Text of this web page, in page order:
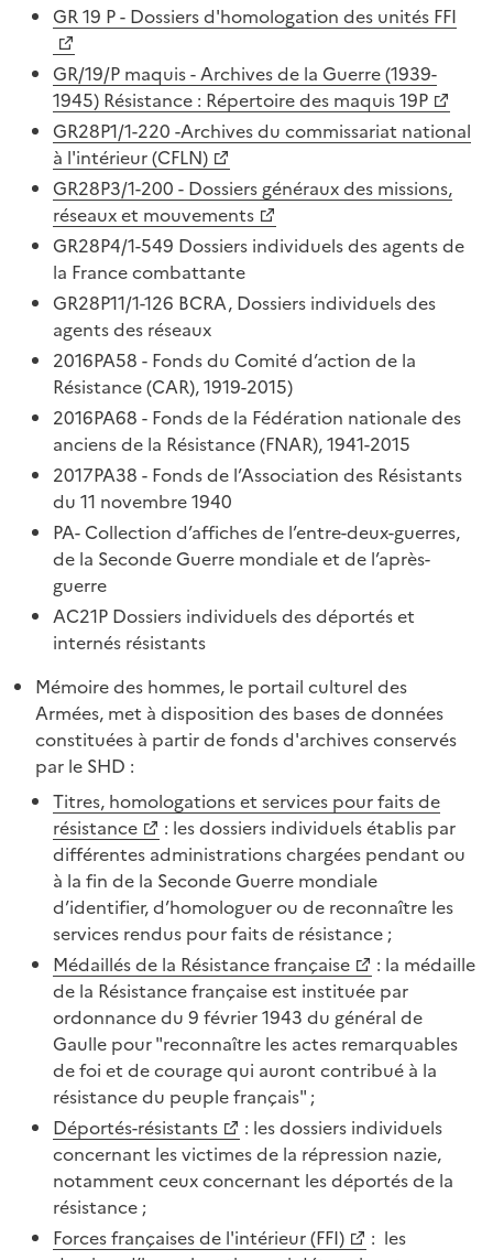
GR 19 P - Dossiers d'homologation des unités FFI
GR/19/P maquis - Archives de la Guerre (1939-
1945) Résistance : Répertoire des maquis 19P
GR28P1/1-220 -Archives du commissariat national
à l'intérieur (CFLN)
GR28P3/1-200 - Dossiers généraux des missions,
réseaux et mouvements
GR28P4/1-549 Dossiers individuels des agents de
la France combattante
GR28P11/1-126 BCRA, Dossiers individuels des
agents des réseaux
2016PA58 - Fonds du Comité d’action de la
Résistance (CAR), 1919-2015)
2016PA68 - Fonds de la Fédération nationale des
anciens de la Résistance (FNAR), 1941-2015
2017PA38 - Fonds de l’Association des Résistants
du 11 novembre 1940
PA- Collection d’affiches de l’entre-deux-guerres,
de la Seconde Guerre mondiale et de l’après-
guerre
AC21P Dossiers individuels des déportés et
internés résistants
Mémoire des hommes, le portail culturel des
Armées, met à disposition des bases de données
constituées à partir de fonds d'archives conservés
par le SHD :
Titres, homologations et services pour faits de
résistance
: les dossiers individuels établis par
différentes administrations chargées pendant ou
à la fin de la Seconde Guerre mondiale
d’identifier, d’homologuer ou de reconnaître les
services rendus pour faits de résistance ;
Médaillés de la Résistance française
: la médaille
de la Résistance française est instituée par
ordonnance du 9 février 1943 du général de
Gaulle pour "reconnaître les actes remarquables
de foi et de courage qui auront contribué à la
résistance du peuple français" ;
Déportés-résistants
: les dossiers individuels
concernant les victimes de la répression nazie,
notamment ceux concernant les déportés de la
résistance ;
Forces françaises de l'intérieur (FFI)
: les